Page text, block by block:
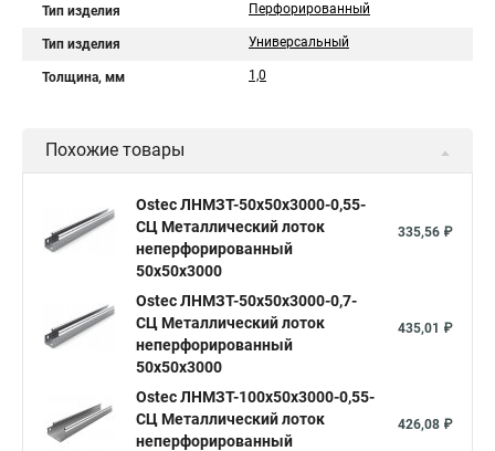
Тип изделия Перфорированный
Тип изделия Универсальный
Толщина, мм 1,0
Похожие товары
Ostec ЛНМЗТ-50х50х3000-0,55-
СЦ Металлический лоток
неперфорированный
50х50х3000
335,56 ₽
Ostec ЛНМЗТ-50х50х3000-0,7-
СЦ Металлический лоток
неперфорированный
50х50х3000
435,01 ₽
Ostec ЛНМЗТ-100х50х3000-0,55-
СЦ Металлический лоток
неперфорированный
426,08 ₽